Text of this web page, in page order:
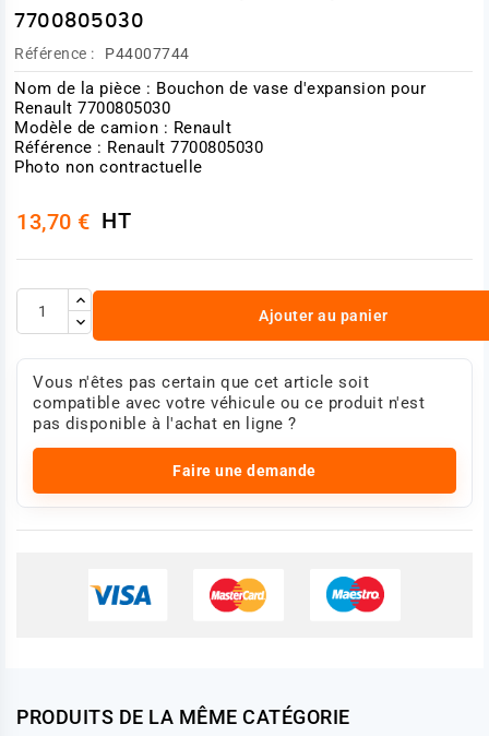
7700805030
Référence : P44007744
Nom de la pièce : Bouchon de vase d'expansion pour
Renault 7700805030
Modèle de camion : Renault
Référence : Renault 7700805030
Photo non contractuelle
13,70 € HT
Ajouter au panier
Vous n'êtes pas certain que cet article soit
compatible avec votre véhicule ou ce produit n'est
pas disponible à l'achat en ligne ?
Faire une demande
PRODUITS DE LA MÊME CATÉGORIE